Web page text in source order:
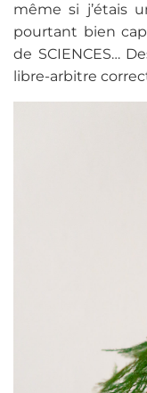
même si j’étais
pourtant bien
de SCIENCES…
libre-arbitre